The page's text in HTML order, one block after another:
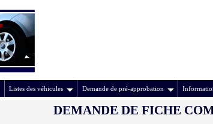
Listes des véhicules Demande de pré-approbation
DEMANDE DE FICHE